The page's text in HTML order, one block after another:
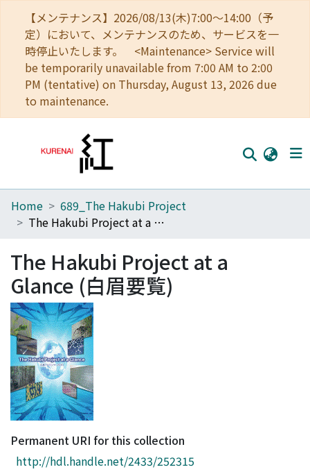
【メンテナンス】2026/08/13(木)7:00～14:00（予
定）において、メンテナンスのため、サービスを一
時停止いたします。 <Maintenance> Service will
be temporarily unavailable from 7:00 AM to 2:00
PM (tentative) on Thursday, August 13, 2026 due
to maintenance.
Home
Browse
Download Ranking
Access Statistics
Library Network
Home
689_The Hakubi Project
The Hakubi Project at a Glance (白眉要覧)
The Hakubi Project at a
Glance (白眉要覧)
Permanent URI for this collection
http://hdl.handle.net/2433/252315